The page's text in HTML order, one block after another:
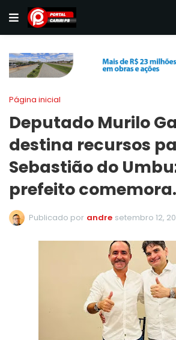
Página inicial
Deputado Murilo
destina recursos
Sebastião do
prefeito comemora.
Publicado por andre setembro 12,